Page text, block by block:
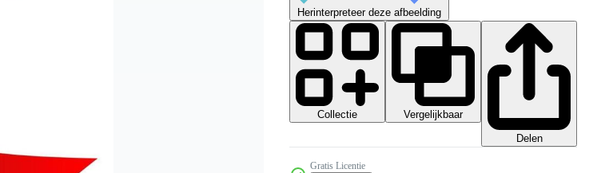
Herinterpreteer deze afbeelding
Collectie
Vergelijkbaar
Delen
Gratis Licentie